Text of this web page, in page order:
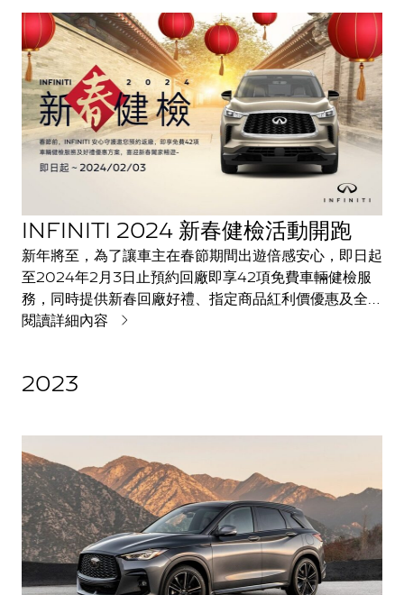
INFINITI 2024 新春健檢活動開跑
新年將至，為了讓車主在春節期間出遊倍感安心，即日起
至2024年2月3日止預約回廠即享42項免費車輛健檢服
務，同時提供新春回廠好禮、指定商品紅利價優惠及全新
極致精品優惠，另外推出車主回廠定保專屬轉盤抽獎活
閱讀詳細內容
2023